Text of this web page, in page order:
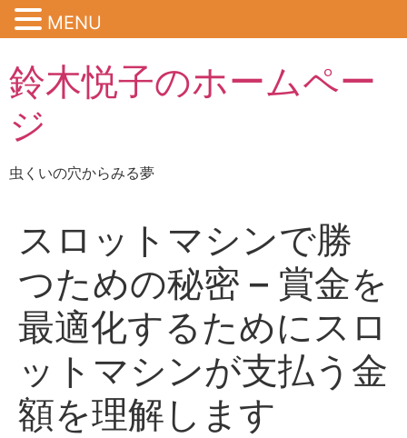
鈴木悦子のホームペー
ジ
虫くいの穴からみる夢
スロットマシンで勝
つための秘密 – 賞金を
最適化するためにスロ
ットマシンが支払う金
額を理解します
MENU